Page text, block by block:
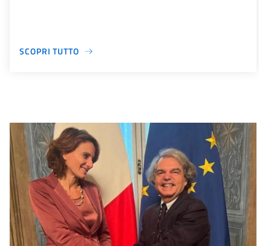
SCOPRI TUTTO